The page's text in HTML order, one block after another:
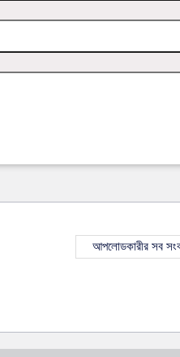
আপলোডকারীর সব